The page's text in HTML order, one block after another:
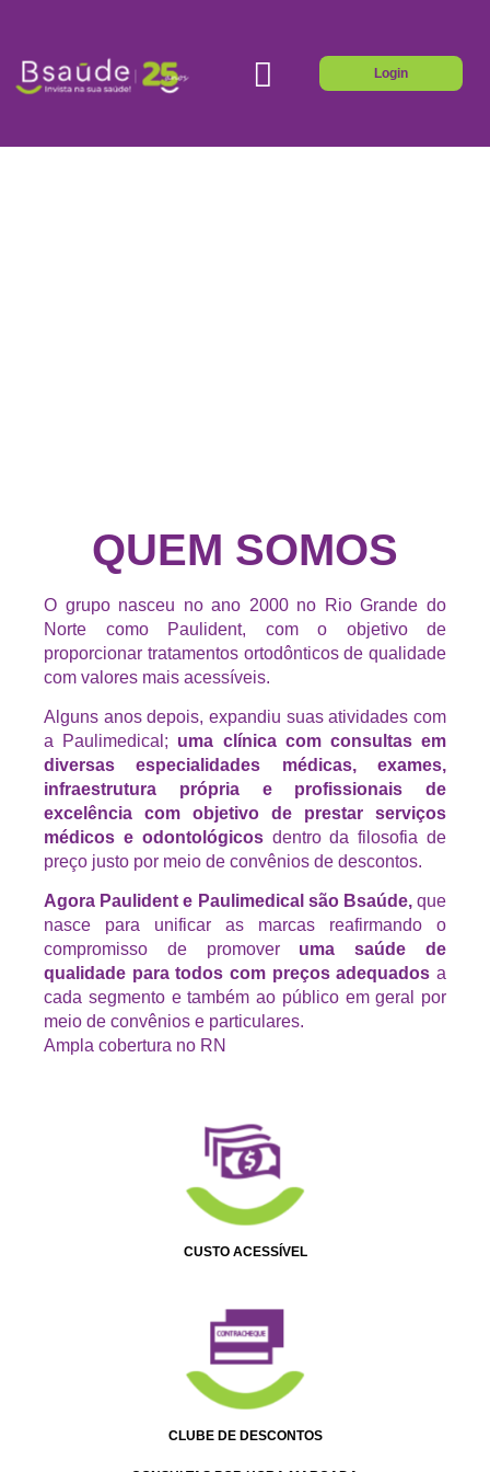
Login
QUEM SOMOS
O grupo nasceu no ano 2000 no Rio Grande do
Norte como Paulident, com o objetivo de
proporcionar tratamentos ortodônticos de qualidade
com valores mais acessíveis.
Alguns anos depois, expandiu suas atividades com
a Paulimedical; uma clínica com consultas em
diversas especialidades médicas, exames,
infraestrutura própria e profissionais de
excelência com objetivo de prestar serviços
médicos e odontológicosdentro da filosofia de
preço justo por meio de convênios de descontos.
Agora Paulident e Paulimedical são Bsaúde,que
nasce para unificar as marcas reafirmando o
compromisso de promover uma saúde de
qualidade para todos com preços adequados a
cada segmento e também ao público em geral por
meio de convênios e particulares.
Ampla cobertura no RN
CUSTO ACESSÍVEL
CLUBE DE DESCONTOS